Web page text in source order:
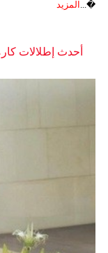
�... المزيد
أحدث إطلالات